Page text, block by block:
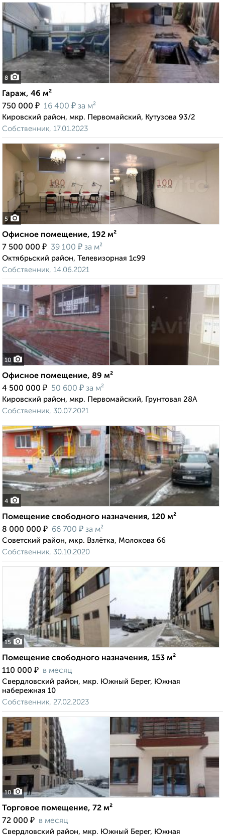
8
Гараж, 46 м²
750 000 ₽ 16 400 ₽ за м²
Кировский район, мкр. Первомайский, Кутузова 93/2
Собственник, 17.01.2023
5
Офисное помещение, 192 м²
7 500 000 ₽ 39 100 ₽ за м²
Октябрьский район, Телевизорная 1с99
Собственник, 14.06.2021
10
Офисное помещение, 89 м²
4 500 000 ₽ 50 600 ₽ за м²
Кировский район, мкр. Первомайский, Грунтовая 28А
Собственник, 30.07.2021
4
Помещение свободного назначения, 120 м²
8 000 000 ₽ 66 700 ₽ за м²
Советский район, мкр. Взлётка, Молокова 66
Собственник, 30.10.2020
15
Помещение свободного назначения, 153 м²
110 000 ₽ в месяц
Свердловский район, мкр. Южный Берег, Южная
набережная 10
Собственник, 27.02.2023
10
Торговое помещение, 72 м²
72 000 ₽ в месяц
Свердловский район, мкр. Южный Берег, Южная